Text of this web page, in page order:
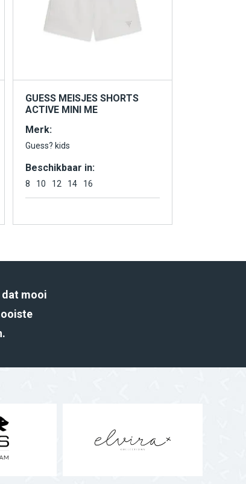
GUESS MEISJES SHORTS
ACTIVE MINI ME
Merk:
Guess? kids
Beschikbaar in:
8 10 12 14 16
dat mooi